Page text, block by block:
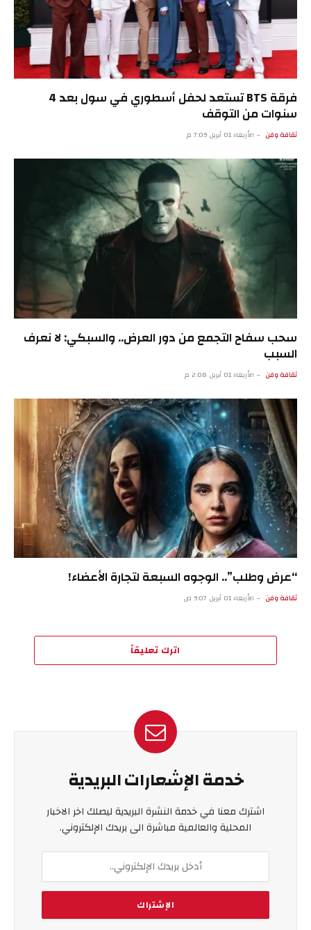
فرقة BTS تستعد لحفل أسطوري في سول بعد 4
سنوات من التوقف
ثقافة وفن الأربعاء 01 أبريل 7:09 م
سحب سفاح التجمع من دور العرض.. والسبكي: لا نعرف
السبب
ثقافة وفن الأربعاء 01 أبريل 2:08 م
“عرض وطلب”.. الوجوه السبعة لتجارة الأعضاء!
ثقافة وفن الأربعاء 01 أبريل 9:07 ص
اترك تعليقاً
خدمة الإشعارات البريدية
اشترك معنا في خدمة النشرة البريدية ليصلك اخر الاخبار
المحلية والعالمية مباشرة الى بريدك الإلكتروني.